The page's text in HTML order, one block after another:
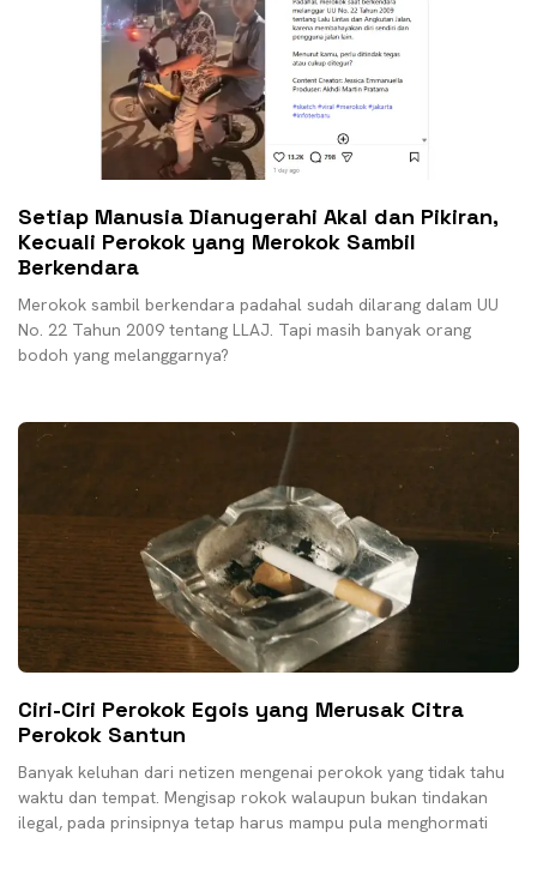
Setiap Manusia Dianugerahi Akal dan Pikiran,
Kecuali Perokok yang Merokok Sambil
Berkendara
Merokok sambil berkendara padahal sudah dilarang dalam UU
No. 22 Tahun 2009 tentang LLAJ. Tapi masih banyak orang
bodoh yang melanggarnya?
Ciri-Ciri Perokok Egois yang Merusak Citra
Perokok Santun
Banyak keluhan dari netizen mengenai perokok yang tidak tahu
waktu dan tempat. Mengisap rokok walaupun bukan tindakan
ilegal, pada prinsipnya tetap harus mampu pula menghormati